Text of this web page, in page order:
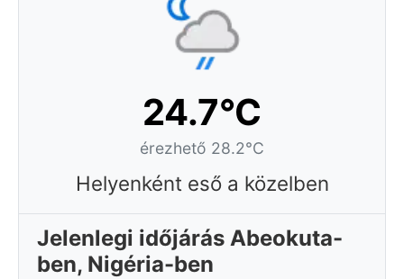
24.7°C
érezhető 28.2°C
Helyenként eső a közelben
Jelenlegi időjárás Abeokuta-
ben, Nigéria-ben